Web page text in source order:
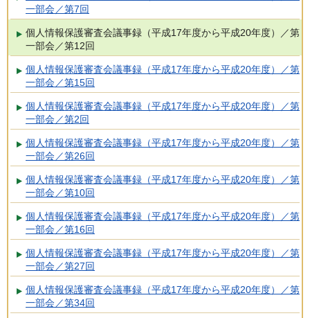
一部会／第7回
個人情報保護審査会議事録（平成17年度から平成20年度）／第
一部会／第12回
個人情報保護審査会議事録（平成17年度から平成20年度）／第
一部会／第15回
個人情報保護審査会議事録（平成17年度から平成20年度）／第
一部会／第2回
個人情報保護審査会議事録（平成17年度から平成20年度）／第
一部会／第26回
個人情報保護審査会議事録（平成17年度から平成20年度）／第
一部会／第10回
個人情報保護審査会議事録（平成17年度から平成20年度）／第
一部会／第16回
個人情報保護審査会議事録（平成17年度から平成20年度）／第
一部会／第27回
個人情報保護審査会議事録（平成17年度から平成20年度）／第
一部会／第34回